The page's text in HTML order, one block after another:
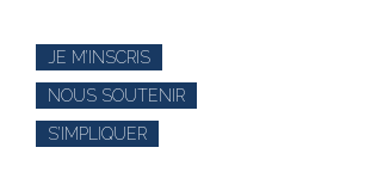
JE M’INSCRIS
NOUS SOUTENIR
S’IMPLIQUER